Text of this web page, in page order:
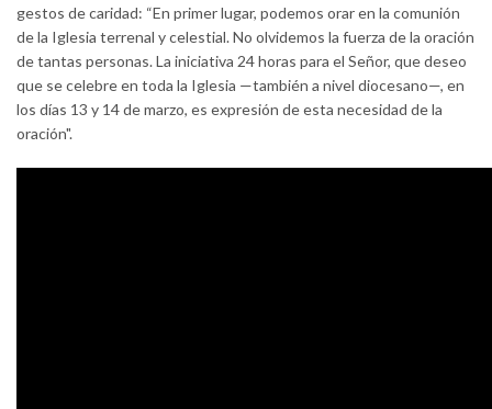
gestos de caridad: “En primer lugar, podemos orar en la comunión
de la Iglesia terrenal y celestial. No olvidemos la fuerza de la oración
de tantas personas. La iniciativa 24 horas para el Señor, que deseo
que se celebre en toda la Iglesia —también a nivel diocesano—, en
los días 13 y 14 de marzo, es expresión de esta necesidad de la
oración".